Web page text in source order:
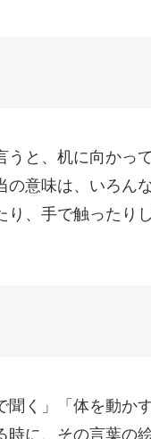
と、机に向かっ
意味は、いろん
、手で触ったり
く」「体を動か
に、その言葉の